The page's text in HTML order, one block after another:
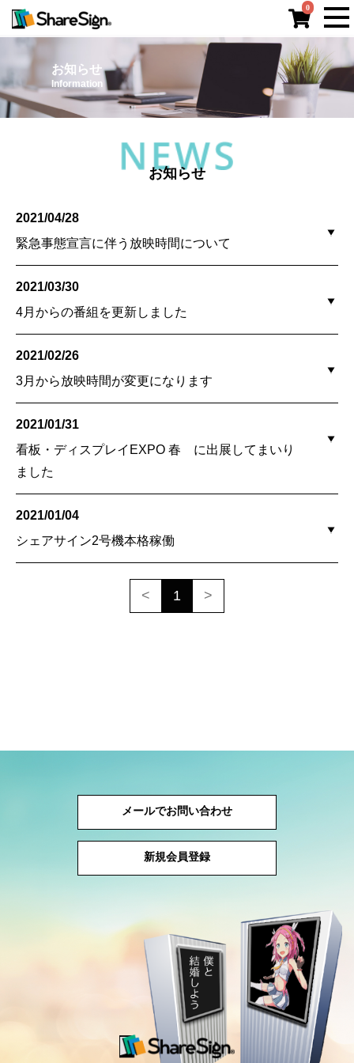
0
新規会員登録 ログイン
配信プランの購入 配信プラン説明
コンテンツの
お知らせ
特定商取引法に
プライバシーポリシー ご利用規約
042-673-6640
お知らせ
Information
お知らせ
2021/04/28
緊急事態宣言に伴う放映時間について
2021/03/30
4月からの番組を更新しました
2021/02/26
3月から放映時間が変更になります
2021/01/31
看板・ディスプレイEXPO 春 に出展してまいり
ました
2021/01/04
シェアサイン2号機本格稼働
< 1 >
メールでお問い合わせ
新規会員登録